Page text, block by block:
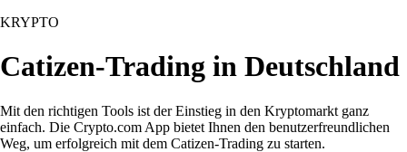
KRYPTO
Catizen-Trading in Deutschland
Mit den richtigen Tools ist der Einstieg in den Kryptomarkt ganz
einfach. Die Crypto.com App bietet Ihnen den benutzerfreundlichen
Weg, um erfolgreich mit dem Catizen-Trading zu starten.